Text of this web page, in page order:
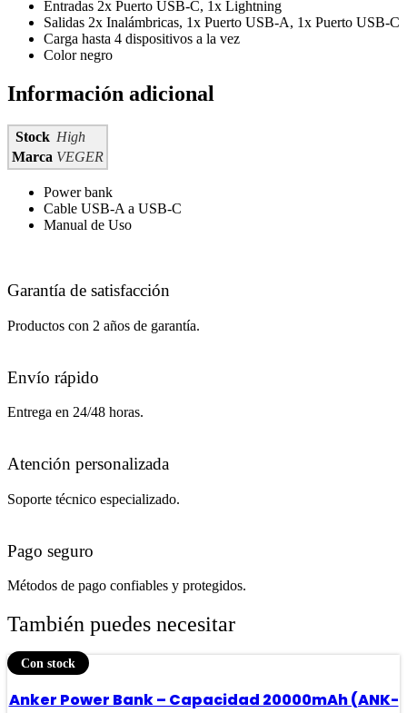
Entradas 2x Puerto USB-C, 1x Lightning
Salidas 2x Inalámbricas, 1x Puerto USB-A, 1x Puerto USB-C
Carga hasta 4 dispositivos a la vez
Color negro
Información adicional
Stock High
Marca VEGER
Power bank
Cable USB-A a USB-C
Manual de Uso
Garantía de satisfacción
Productos con 2 años de garantía.
Envío rápido
Entrega en 24/48 horas.
Atención personalizada
Soporte técnico especializado.
Pago seguro
Métodos de pago confiables y protegidos.
También puedes necesitar
Con stock
Anker Power Bank – Capacidad 20000mAh (ANK-